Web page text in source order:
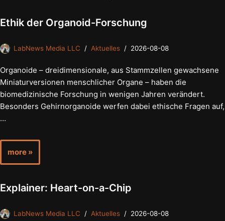
Ethik der Organoid-Forschung
LabNews Media LLC Aktuelles 2026-08-08
Organoide – dreidimensionale, aus Stammzellen gewachsene
Miniaturversionen menschlicher Organe – haben die
biomedizinische Forschung in wenigen Jahren verändert.
Besonders Gehirnorganoide werfen dabei ethische Fragen auf,
…
more »
Explainer: Heart-on-a-Chip
LabNews Media LLC Aktuelles 2026-08-08